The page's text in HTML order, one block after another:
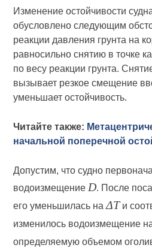
Изменение остойчивости
обусловлено следующим
реакции давления грунта на
равносильно снятию в точке
по весу реакции грунта.
вызывает резкое смещение
уменьшает остойчивость.
Читайте также:
начальной поперечной
Допустим, что судно
водоизмещение D. После
его уменьшилась наΔTи
изменилось водоизмещение
определяемую объемом